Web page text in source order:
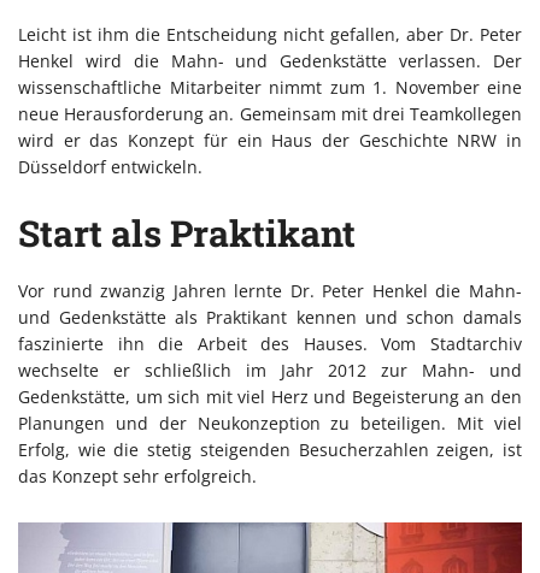
Leicht ist ihm die Entscheidung nicht gefallen, aber Dr. Peter
Henkel wird die Mahn- und Gedenkstätte verlassen. Der
wissenschaftliche Mitarbeiter nimmt zum 1. November eine
neue Herausforderung an. Gemeinsam mit drei Teamkollegen
wird er das Konzept für ein Haus der Geschichte NRW in
Düsseldorf entwickeln.
Start als Praktikant
Vor rund zwanzig Jahren lernte Dr. Peter Henkel die Mahn-
und Gedenkstätte als Praktikant kennen und schon damals
faszinierte ihn die Arbeit des Hauses. Vom Stadtarchiv
wechselte er schließlich im Jahr 2012 zur Mahn- und
Gedenkstätte, um sich mit viel Herz und Begeisterung an den
Planungen und der Neukonzeption zu beteiligen. Mit viel
Erfolg, wie die stetig steigenden Besucherzahlen zeigen, ist
das Konzept sehr erfolgreich.